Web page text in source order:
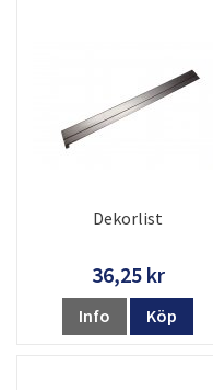
Dekorlist
36,25 kr
Info Köp